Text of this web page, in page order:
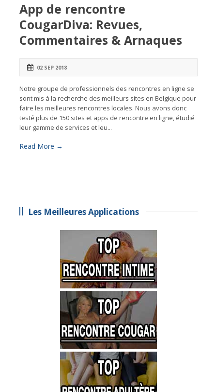
App de rencontre
CougarDiva: Revues,
Commentaires & Arnaques
02 SEP 2018
Notre groupe de professionnels des rencontres en ligne se
sont mis à la recherche des meilleurs sites en Belgique pour
faire les meilleures rencontres locales. Nous avons donc
testé plus de 150 sites et apps de rencontre en ligne, étudié
leur gamme de services et leu...
Read More →
Les Meilleures Applications